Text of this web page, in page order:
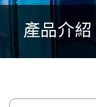
產品介紹